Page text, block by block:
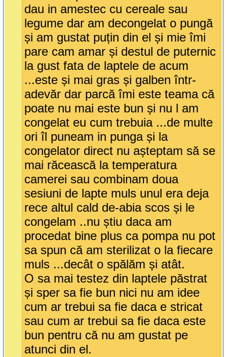
dau in amestec cu cereale sau
legume dar am decongelat o pungă
și am gustat puțin din el și mie îmi
pare cam amar și destul de puternic
la gust fata de laptele de acum
...este și mai gras și galben într-
adevăr dar parcă îmi este teama că
poate nu mai este bun și nu l am
congelat eu cum trebuia ...de multe
ori îl puneam in punga și la
congelator direct nu așteptam să se
mai răcească la temperatura
camerei sau combinam doua
sesiuni de lapte muls unul era deja
rece altul cald de-abia scos și le
congelam ..nu știu daca am
procedat bine plus ca pompa nu pot
sa spun că am sterilizat o la fiecare
muls ...decât o spălăm și atât.
O sa mai testez din laptele păstrat
și sper sa fie bun nici nu am idee
cum ar trebui sa fie daca e stricat
sau cum ar trebui sa fie daca este
bun pentru că nu am gustat pe
atunci din el.